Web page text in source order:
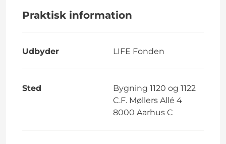
Praktisk information
Udbyder LIFE Fonden
Sted
Bygning 1120 og 1122
C.F. Møllers Allé 4
8000 Aarhus C